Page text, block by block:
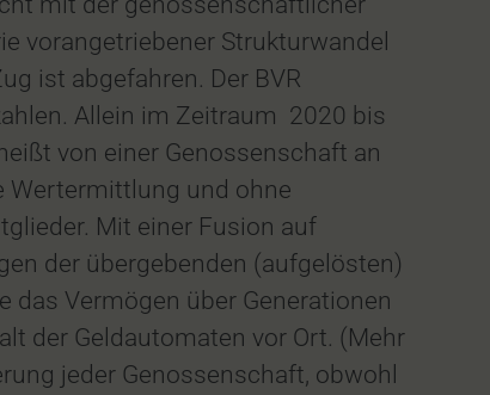
vorangetriebener Strukturwandel
ist abgefahren. Der BVR
Allein im Zeitraum 2020 bis
von einer Genossenschaft an
Wertermittlung und ohne
Mit einer Fusion auf
der übergebenden (aufgelösten)
das Vermögen über Generationen
der Geldautomaten vor Ort. (Mehr
jeder Genossenschaft, obwohl